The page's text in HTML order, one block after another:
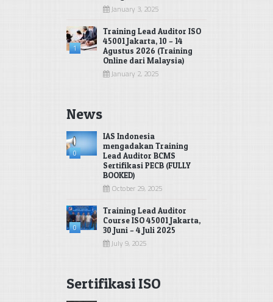
January 3, 2025
1
Training Lead Auditor ISO
45001 Jakarta, 10 – 14
Agustus 2026 (Training
Online dari Malaysia)
January 2, 2025
News
0
IAS Indonesia
mengadakan Training
Lead Auditor BCMS
Sertifikasi PECB (FULLY
BOOKED)
October 29, 2025
0
Training Lead Auditor
Course ISO 45001 Jakarta,
30 Juni – 4 Juli 2025
July 9, 2025
Sertifikasi ISO